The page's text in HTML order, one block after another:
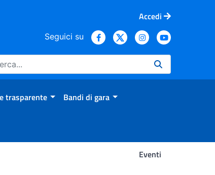
Accedi
Seguici su
trasparente Bandi di gara
Eventi